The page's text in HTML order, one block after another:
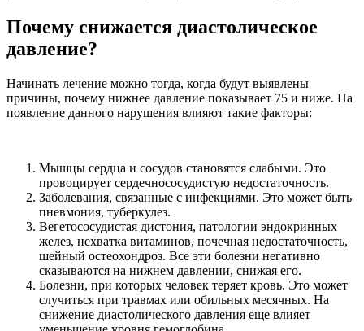
Почему снижается диастолическое
давление?
Начинать лечение можно тогда, когда будут выявлены
причины, почему нижнее давление показывает 75 и ниже. На
появление данного нарушения влияют такие факторы:
Мышцы сердца и сосудов становятся слабыми. Это
провоцирует сердечнососудистую недостаточность.
Заболевания, связанные с инфекциями. Это может быть
пневмония, туберкулез.
Вегетососудистая дистония, патологии эндокринных
желез, нехватка витаминов, почечная недостаточность,
шейный остеохондроз. Все эти болезни негативно
сказываются на нижнем давлении, снижая его.
Болезни, при которых человек теряет кровь. Это может
случиться при травмах или обильных месячных. На
снижение диастолического давления еще влияет